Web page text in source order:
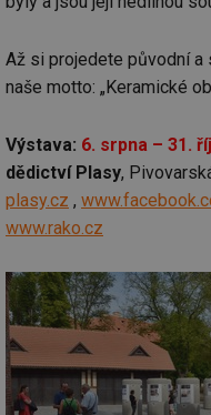
Až si projedete původní a
naše motto: „Keramické
Výstava: 6. srpna – 31.
dědictví Plasy,
plasy.cz ,
www.rako.cz